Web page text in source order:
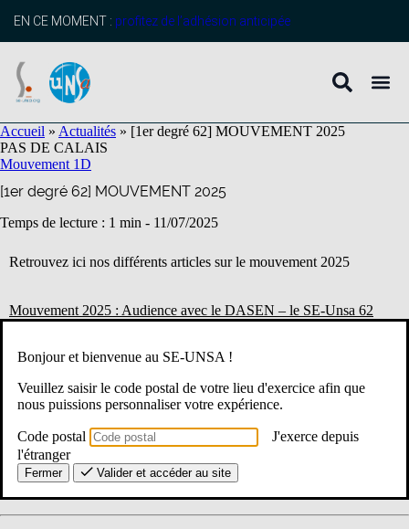
principal
EN CE MOMENT : profitez de l’adhésion anticipée
Accueil » Actualités » [1er degré 62] MOUVEMENT 2025
PAS DE CALAIS
Mouvement 1D
[1er degré 62] MOUVEMENT 2025
Temps de lecture : 1 min - 11/07/2025
Retrouvez ici nos différents articles sur le mouvement 2025
Mouvement 2025 : Audience avec le DASEN – le SE-Unsa 62
reste mobilisé pour défendre vos droits
Liste des directions vacantes pour le second temps
Autres appels à candidature
convient pas
Résultats du mouvement : Et maintenant ?
Bonjour et bienvenue au SE-UNSA !
Veuillez saisir le code postal de votre lieu d'exercice afin que
nous puissions personnaliser votre expérience.
Code postal
J'exerce depuis
l'étranger
Fermer Valider et accéder au site